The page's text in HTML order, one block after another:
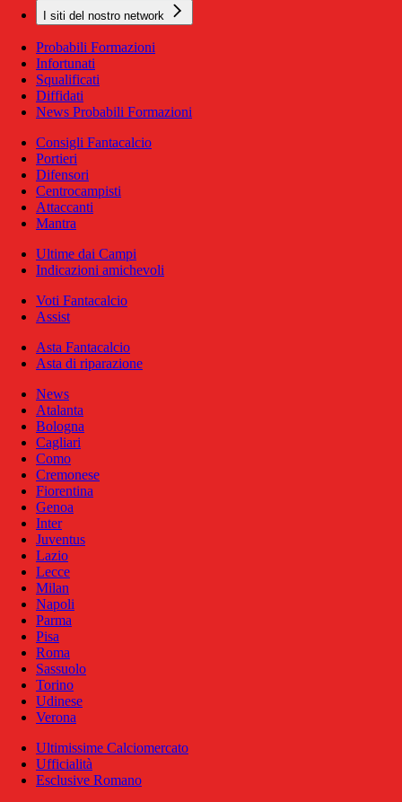
I siti del nostro network
Probabili Formazioni
Infortunati
Squalificati
Diffidati
News Probabili Formazioni
Consigli Fantacalcio
Portieri
Difensori
Centrocampisti
Attaccanti
Mantra
Ultime dai Campi
Indicazioni amichevoli
Voti Fantacalcio
Assist
Asta Fantacalcio
Asta di riparazione
News
Atalanta
Bologna
Cagliari
Como
Cremonese
Fiorentina
Genoa
Inter
Juventus
Lazio
Lecce
Milan
Napoli
Parma
Pisa
Roma
Sassuolo
Torino
Udinese
Verona
Ultimissime Calciomercato
Ufficialità
Esclusive Romano